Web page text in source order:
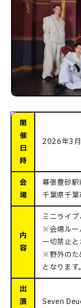
開
催
日
時
2026年3
会
場
幕張豊砂
千葉県千
内
容
ミニライ
※会場ルー
一切禁止と
※野外のた
となります
出
演
Seven